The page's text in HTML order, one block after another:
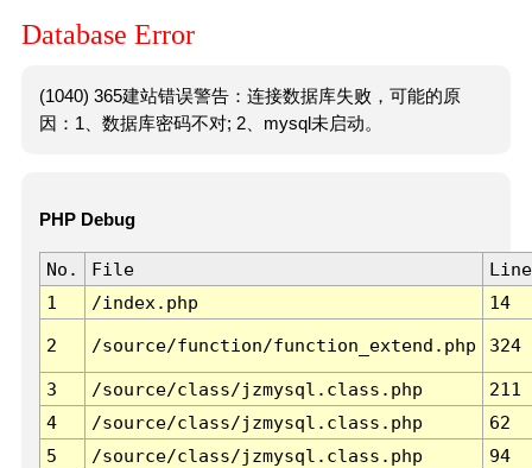
Database Error
(1040) 365建站错误警告：连接数据库失败，可能的原
因：1、数据库密码不对; 2、mysql未启动。
PHP Debug
No. File
Line
1
/index.php 14
2 /source/function/function_extend.php 324
3 /source/class/jzmysql.class.php
211
4
/source/class/jzmysql.class.php
62
5
/source/class/jzmysql.class.php
94